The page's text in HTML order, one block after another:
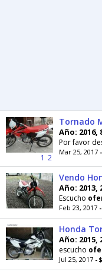
1 2
Año: 2016,
Por favor
Mar 25, 2017
Vendo
Año: 2013,
Escucho
Feb 23, 2017
Honda
Año: 2015,
escucho
Jul 25, 2017 -